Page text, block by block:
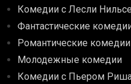
Комедии с Лесли
Фантастические
Романтические комедии
Молодежные комедии
Комедии с Пьером